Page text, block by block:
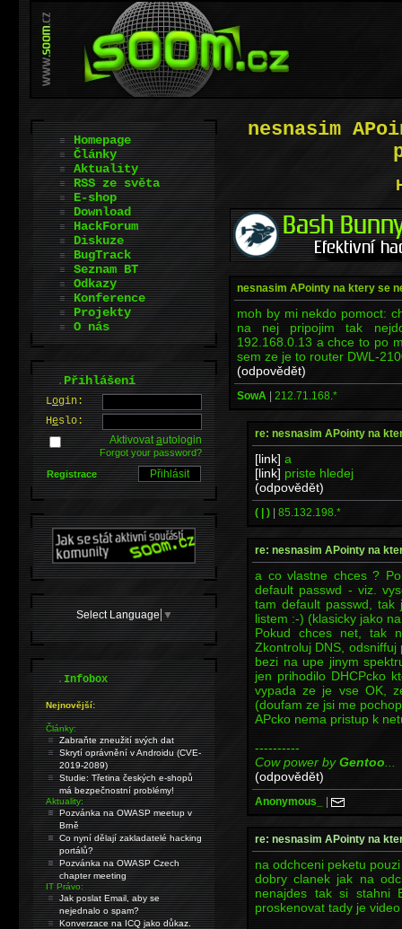
nesnasim
nesnasim APointy na ktery se
moh by mi nekdo pomoct:
na nej pripojim tak
192.168.0.13 a chce to po
sem ze je to router DWL-
(odpovědět)
SowA | 212.71.168.*
re: nesnasim APointy na
[link] a
[link] priste hledej
(odpovědět)
( | ) | 85.132.198.*
re: nesnasim APointy na
a co vlastne chces ?
default passwd - viz.
tam default passwd,
listem :-) (klasicky jako
Pokud chces net, tak
Zkontroluj DNS,
bezi na upe jinym
jen prihodilo DHCPcko
vypada ze je vse OK,
(doufam ze jsi me
APcko nema pristup k
----------
Cow power byGentoo
(odpovědět)
Anonymous_ |
re: nesnasim APointy na
na odchceni peketu
dobry clanek jak na
nenajdes tak si stahni
proskenovat tady je
Homepage
Články
Aktuality
RSS ze světa
E-shop
Download
HackForum
Diskuze
BugTrack
Seznam BT
Odkazy
Konference
Projekty
O nás
.Přihlášení
Login:
Heslo:
Aktivovatautologin
Forgot your password?
Registrace
Select Language ▼
.Infobox
Nejnovější:
Články:
Zabraňte zneužití svých dat
Skrytí oprávnění v Androidu (CVE-
2019-2089)
Studie: Třetina českých e-shopů
má bezpečnostní problémy!
Aktuality:
Pozvánka na OWASP meetup v
Brně
Co nyní dělají zakladatelé hacking
portálů?
Pozvánka na OWASP Czech
chapter meeting
IT Právo:
Jak poslat Email, aby se
nejednalo o spam?
Konverzace na ICQ jako důkaz.